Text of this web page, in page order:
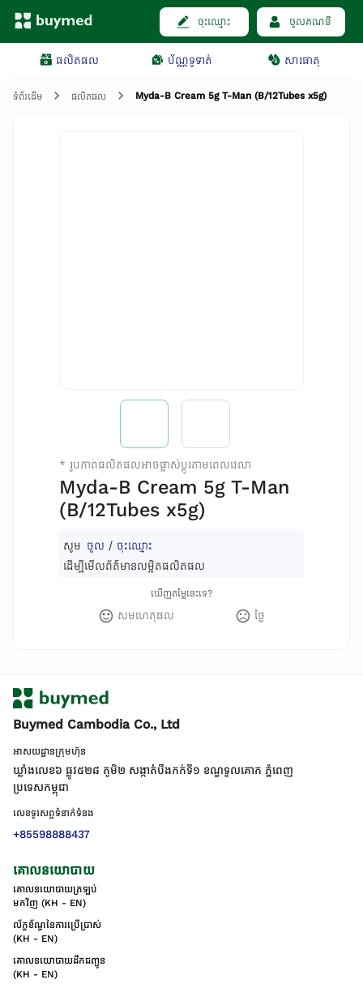
ចុះឈ្មោះ ចូលគណនី
ផលិតផល ប័ណ្ណទូទាត់ សារធាតុ
ទំព័រដើម ផលិតផល Myda-B Cream 5g T-Man (B/12Tubes x5g)
* រូបភាពផលិតផលអាចផ្លាស់ប្តូរតាមពេលវេលា
Myda-B Cream 5g T-Man
(B/12Tubes x5g)
សូម ចូល / ចុះឈ្មោះ
ដើម្បីមើលព័ត៌មានលម្អិតផលិតផល
ឃើញតម្លៃនេះទេ?
សមហេតុផល ថ្លៃ
Buymed Cambodia Co., Ltd
អាសយដ្ឋានក្រុមហ៊ុន
ឃ្លាំងលេខ៦ ផ្លូវ៥២៨ ភូមិ២ សង្កាត់់បឹងកក់ទី១ ខណ្ឌទួលគោក ភ្នំពេញ
ប្រទេសកម្ពុជា
លេខទូរសព្ទទំនាក់ទំនង
+85598888437
គោលនយោបាយ
គោលនយោបាយត្រឡប់
មកវិញ (KH - EN)
ល័ក្ខខ័ណ្ឌនៃការប្រើប្រាស់
(KH - EN)
គោលនយោបាយដឹកជញ្ជូន
(KH - EN)